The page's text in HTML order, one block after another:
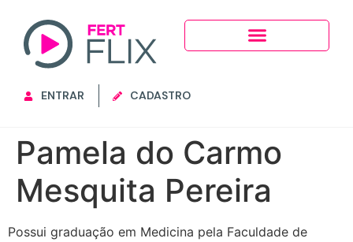
ENTRAR CADASTRO
Pamela do Carmo
Mesquita Pereira
Possui graduação em Medicina pela Faculdade de